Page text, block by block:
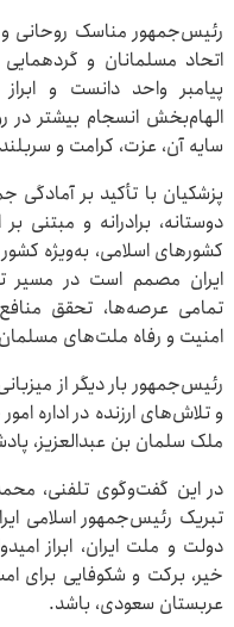
رئیس‌جمهور مناسک روحانی و
اتحاد مسلمانان و
پیامبر واحد دانست و
الهام‌بخش انسجام بیشتر در
سایه آن، عزت، کرامت و
پزشکیان با تأکید بر آمادگی
دوستانه، برادرانه و
کشورهای اسلامی، به‌ویژه
ایران مصمم است در مسیر
تمامی عرصه‌ها، تحقق
امنیت و رفاه ملت‌های
رئیس‌جمهور بار دیگر از
و تلاش‌های ارزنده در اداره
ملک سلمان بن عبدالعزیز،
در این گفت‌وگوی تلفنی،
تبریک رئیس‌جمهور اسلامی
دولت و ملت ایران، ابراز
خیر، برکت و شکوفایی برای
عربستان سعودی، باشد.